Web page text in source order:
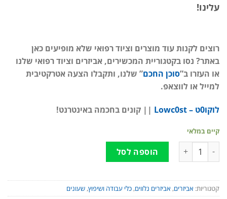
עלינו!
רוצים לקנות עוד מוצרים וציוד רפואי שלא מופיעים כאן
באתר? נסו בקטגוריית המכשירים, אביזרים וציוד רפואי שלנו
או העזרו ב”סוכן החכם” שלנו, ותקבלו הצעה אטרקטיבית
למייל או לווצאפ.
לוקו0ט – Lowc0st || קונים בחכמה באינטרנט!
קיים במלאי
כמות של כלי עבודה לתיקון שעונים - פותחן לשונית לפתיחת מכסה
הוספה לסל
קטגוריות: אביזרים, אביזרים נלווים, כלי עבודה ושיפוץ, שעונים